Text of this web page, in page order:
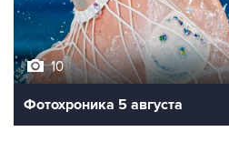
10
Фотохроника 5 августа